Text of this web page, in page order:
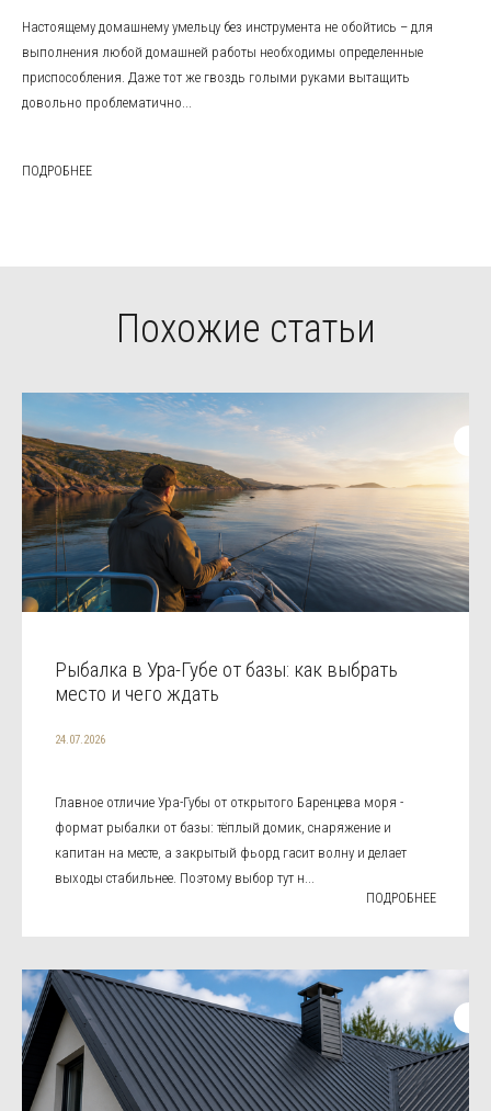
Настоящему домашнему умельцу без инструмента не обойтись – для
выполнения любой домашней работы необходимы определенные
приспособления. Даже тот же гвоздь голыми руками вытащить
довольно проблематично...
ПОДРОБНЕЕ
Похожие статьи
Рыбалка в Ура-Губе от базы: как выбрать
место и чего ждать
24.07.2026
Главное отличие Ура-Губы от открытого Баренцева моря -
формат рыбалки от базы: тёплый домик, снаряжение и
капитан на месте, а закрытый фьорд гасит волну и делает
выходы стабильнее. Поэтому выбор тут н...
ПОДРОБНЕЕ